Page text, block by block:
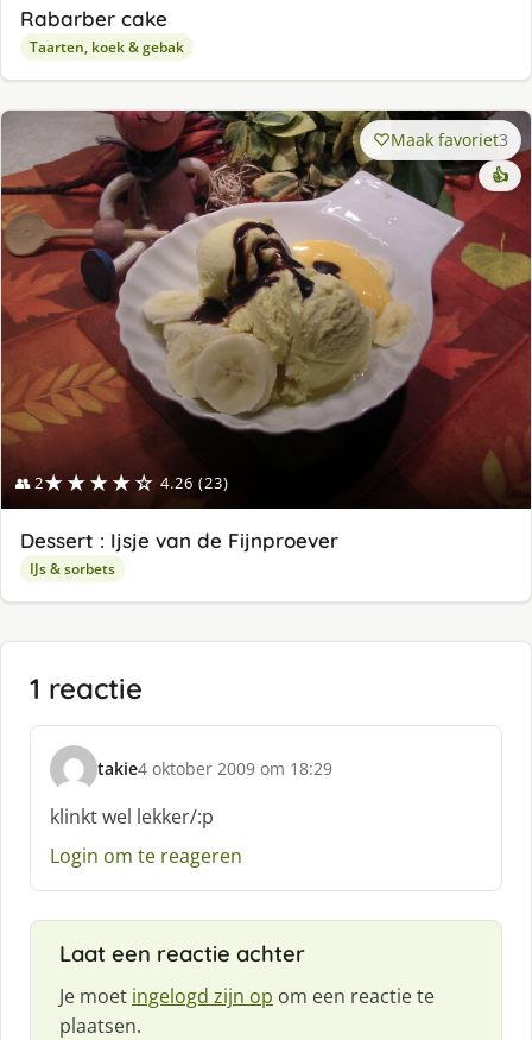
Rabarber cake
Taarten, koek & gebak
👥 2★★★★☆ 4.26 (23)
Maak favoriet3
👍
Dessert : Ijsje van de Fijnproever
IJs & sorbets
1 reactie
takie
s
c
h
r
4 oktober 2009 om 18:29
klinkt wel lekker/:p
Login om te reageren
Laat een reactie achter
Je moet ingelogd zijn op om een reactie te
plaatsen.